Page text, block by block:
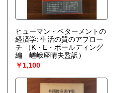
ヒューマン・ベターメントの
経済学: 生活の質のアプロー
チ
（K・E・ボールディング
編 嵯峨座晴夫監訳）
￥1,100